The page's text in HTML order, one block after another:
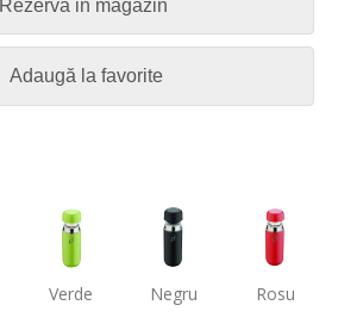
Rezerva in magazin
Adaugă la favorite
Verde Negru Rosu